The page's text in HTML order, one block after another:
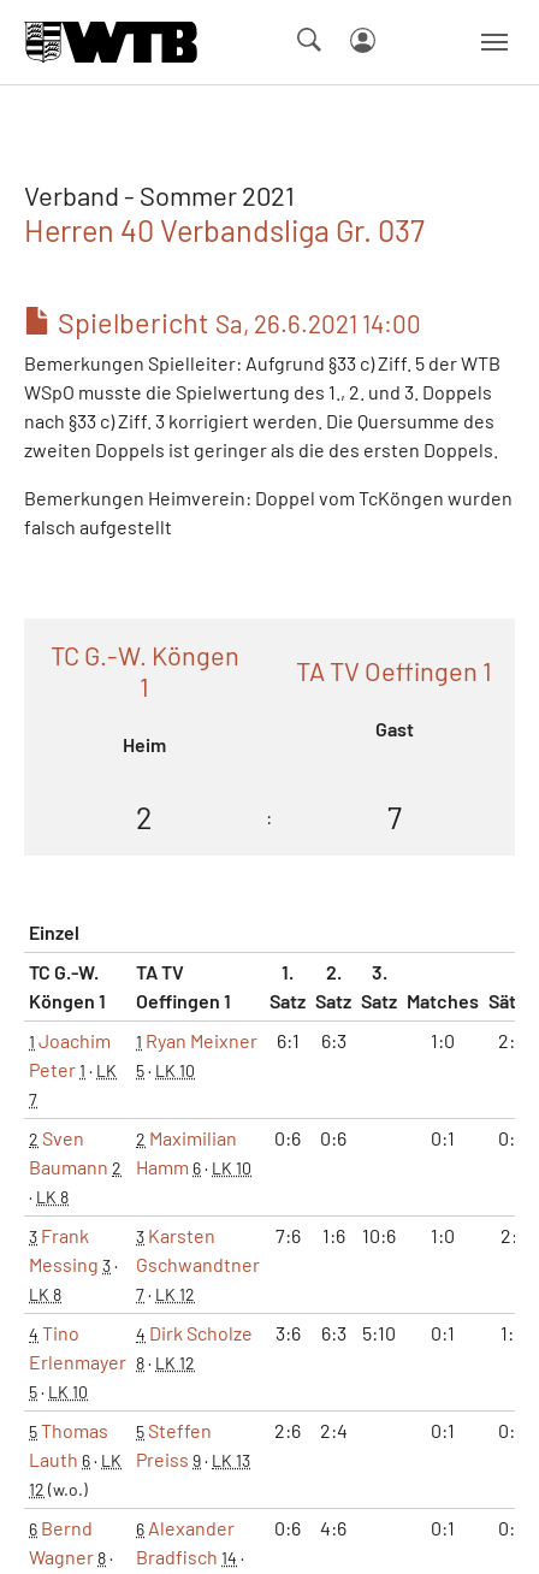
Verband - Sommer 2021
Herren 40 Verbandsliga Gr. 037
Spielbericht Sa, 26.6.2021 14:00
Bemerkungen Spielleiter: Aufgrund §33 c) Ziff. 5 der WTB
WSpO musste die Spielwertung des 1., 2. und 3. Doppels
nach §33 c) Ziff. 3 korrigiert werden. Die Quersumme des
zweiten Doppels ist geringer als die des ersten Doppels.
Bemerkungen Heimverein: Doppel vom TcKöngen wurden
falsch aufgestellt
TC G.-W. Köngen
1
Heim
TA TV Oeffingen 1
Gast
2 : 7
Einzel
TC G.-W.
Köngen 1
TA TV
Oeffingen 1
1.
Satz
2.
Satz
3.
Satz Matches Sätze
1 Joachim
Peter1 · LK
7
1 Ryan Meixner
5· LK 10
6:1 6:3 1:0 2:0
2 Sven
Baumann 2
· LK 8
2 Maximilian
Hamm 6· LK 10
0:6 0:6 0:1 0:2
3 Frank
Messing 3·
LK 8
3 Karsten
Gschwandtner
7· LK 12
7:6 1:6 10:6 1:0 2:1
4 Tino
Erlenmayer
5· LK 10
4 Dirk Scholze
8· LK 12
3:6 6:3 5:10 0:1 1:2
5Thomas
Lauth 6· LK
12 (w.o.)
5Steffen
Preiss 9· LK 13
2:6 2:4 0:1 0:2
6 Bernd
Wagner8·
6 Alexander
Bradfisch 14 ·
0:6 4:6 0:1 0:2